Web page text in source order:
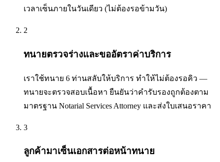
เวลาเซ็นภายในวันเดียว (ไม่ต้องรอข้ามวัน)
2
ทนายตรวจร่างและขออัตราค่าบริการ
เราใช้ทนาย 6 ท่านสลับให้บริการ ทำให้ไม่ต้องรอคิว —
ทนายจะตรวจสอบเนื้อหา ยืนยันว่าคำรับรองถูกต้องตาม
มาตรฐาน Notarial Services Attorney และส่งใบเสนอราคา
3
ลูกค้ามาเซ็นเอกสารต่อหน้าทนาย